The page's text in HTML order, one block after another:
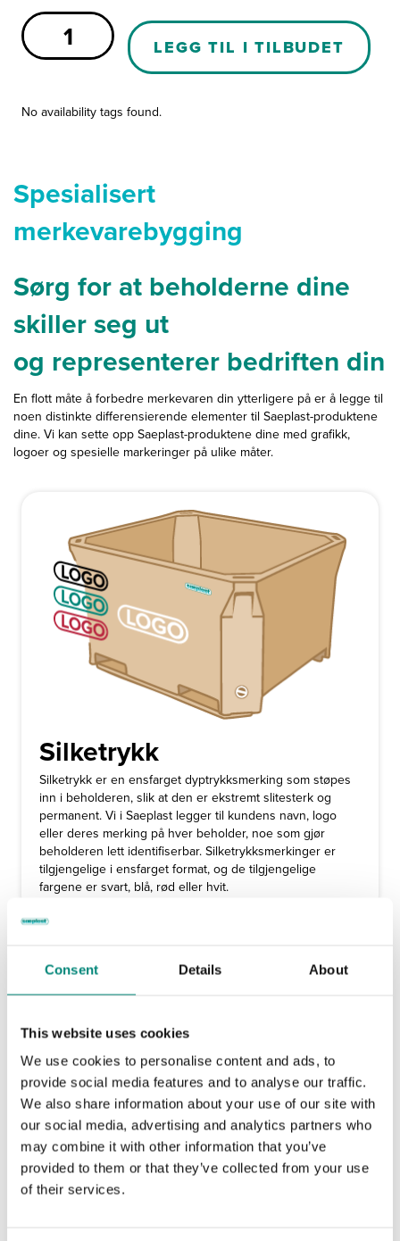
Consent Details About
This website uses cookies
We use cookies to personalise content and ads, to
provide social media features and to analyse our traffic.
We also share information about your use of our site with
our social media, advertising and analytics partners who
may combine it with other information that you’ve
provided to them or that they’ve collected from your use
of their services.
Reservedel
C500
antall
LEGG TIL I TILBUDET
No availability tags found.
Spesialisert
merkevarebygging
Sørg for at beholderne dine
skiller seg ut
og representerer bedriften din
En flott måte å forbedre merkevaren din ytterligere på er å legge til
noen distinkte differensierende elementer til Saeplast-produktene
dine. Vi kan sette opp Saeplast-produktene dine med grafikk,
logoer og spesielle markeringer på ulike måter.
Silketrykk
Silketrykk er en ensfarget dyptrykksmerking som støpes
inn i beholderen, slik at den er ekstremt slitesterk og
permanent. Vi i Saeplast legger til kundens navn, logo
eller deres merking på hver beholder, noe som gjør
beholderen lett identifiserbar. Silketrykksmerkinger er
tilgjengelige i ensfarget format, og de tilgjengelige
fargene er svart, blå, rød eller hvit.
Graverte markeringer